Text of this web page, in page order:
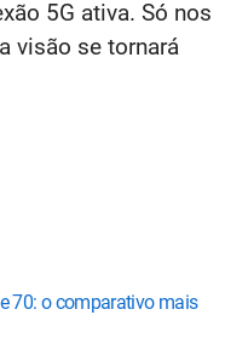
5G ativa. Só nos
visão se tornará
70: o comparativo mais